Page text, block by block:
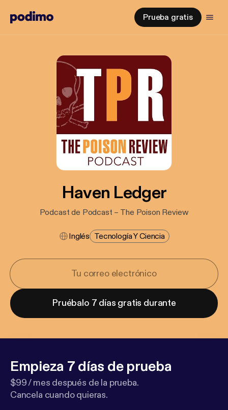
Prueba gratis
Haven Ledger
Podcast de Podcast – The Poison Review
Inglés Tecnología Y Ciencia
Pruébalo 7 días gratis durante
Empieza 7 días de prueba
$99 / mes después de la prueba.
Cancela cuando quieras.